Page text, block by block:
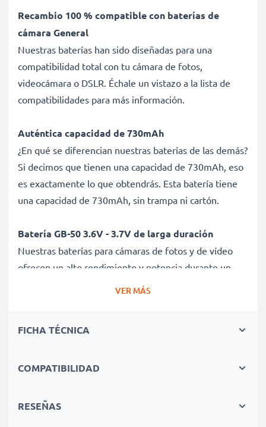
Recambio 100 % compatible con baterías de
cámara General
Nuestras baterías han sido diseñadas para una
compatibilidad total con tu cámara de fotos,
videocámara o DSLR. Échale un vistazo a la lista de
compatibilidades para más información.
Auténtica capacidad de 730mAh
¿En qué se diferencian nuestras baterías de las demás?
Si decimos que tienen una capacidad de 730mAh, eso
es exactamente lo que obtendrás. Esta batería tiene
una capacidad de 730mAh, sin trampa ni cartón.
Batería GB-50 3.6V - 3.7V de larga duración
Nuestras baterías para cámaras de fotos y de vídeo
ofrecen un alto rendimiento y potencia durante un
gran número de ciclos de carga, así como tiempos de
Como especialistas en baterías de alta calidad desde
estrictas y rigurosas pruebas durante todo el proceso
VER MÁS
FICHA TÉCNICA
COMPATIBILIDAD
RESEÑAS